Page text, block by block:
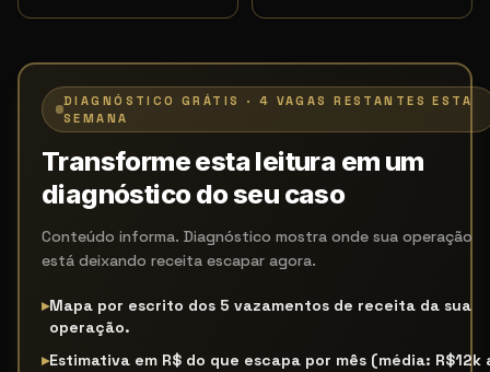
DIAGNÓSTICO GRÁTIS · 4 VAGAS RESTANTES ESTA
SEMANA
Transforme esta leitura em um
diagnóstico do seu caso
Conteúdo informa. Diagnóstico mostra onde sua operação
está deixando receita escapar agora.
▸Mapa por escrito dos 5 vazamentos de receita da sua
operação.
▸Estimativa em R$ do que escapa por mês (média: R$12k